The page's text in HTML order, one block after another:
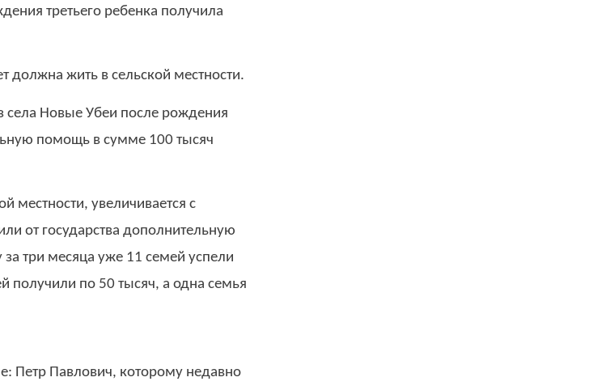
третьего ребенка получила
должна жить в сельской местности.
села Новые Убеи после рождения
помощь в сумме 100 тысяч
местности, увеличивается с
от государства дополнительную
три месяца уже 11 семей успели
получили по 50 тысяч, а одна семья
Петр Павлович, которому недавно